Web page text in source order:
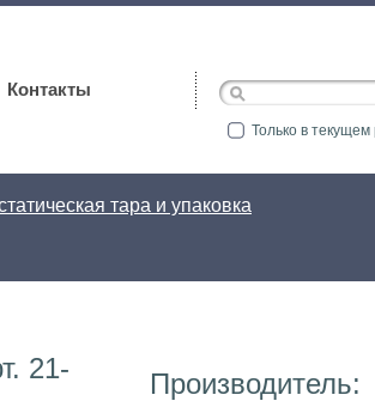
Контакты
Только в текущем
тара и упаковка
21-
Производитель: